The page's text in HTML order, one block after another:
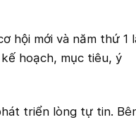
hội mới và năm thứ 1
hoạch, mục tiêu, ý
triển lòng tự tin.